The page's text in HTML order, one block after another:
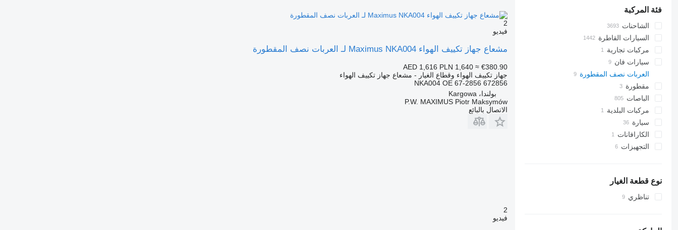
فئة المركبة
الشاحنات
السيارات القاطرة
مركبات تجارية
سيارات فان
العربات نصف المقطورة
مقطورة
الباصات
مركبات البلدية
سيارة بلدية
شاحنات جمع ونقل النفايات
سيارة
الكارافانات
التجهيزات
نوع قطعة الغيار
تناظري
2
فيديو
مشعاع جهاز تكييف الهواء Maximus NKA004 لـ العربات نصف المقطورة
AED 1,616 PLN 1,640 ≈ €380.90
جهاز تكييف الهواء وقطاع الغيار - مشعاع جهاز تكييف الهواء
NKA004 OE 67-2856 672856
بولندا، Kargowa
P.W. MAXIMUS Piotr Maksymów
الاتصال بالبائع
2
فيديو